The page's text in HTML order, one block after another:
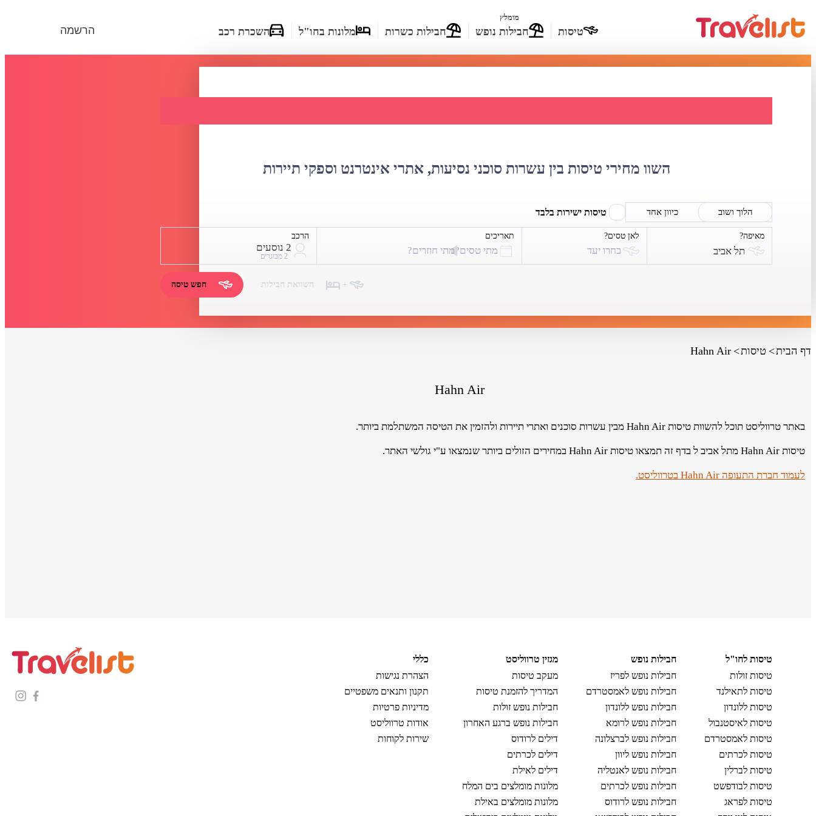
הרשמה טיסות
מומלץ
חבילות נופש חבילות כשרות מלונות בחו"ל השכרת רכב
השוו מחירי טיסות בין עשרות סוכני נסיעות, אתרי אינטרנט וספקי תיירות
הלוך ושוב כיוון אחד טיסות ישירות בלבד
מאיפה?
תל אביב
לאן טסים?
בחרו יעד
תאריכים
מתי טסים?מתי חוזרים?
הרכב
2 נוסעים
2 מבוגרים
+ השוואת חבילות חפש טיסה
דף הבית טיסות Hahn Air
Hahn Air
באתר טרווליסט תוכל להשוות טיסות Hahn Air מבין עשרות סוכנים ואתרי תיירות ולהזמין את הטיסה המשתלמת ביותר.
טיסות Hahn Air מתל אביב ל בדף זה תמצאו טיסות Hahn Air במחירים הזולים ביותר שנמצאו ע"י גולשי האתר.
לעמוד חברת התעופה Hahn Air בטרווליסט.
טיסות לחו"ל
טיסות זולות
טיסות לתאילנד
טיסות ללונדון
טיסות לאיסטנבול
טיסות לאמסטרדם
טיסות לכרתים
טיסות לברלין
טיסות לבודפשט
טיסות לפראג
חבילות נופש
חבילות נופש לפריז
חבילות נופש לאמסטרדם
חבילות נופש ללונדון
חבילות נופש לרומא
חבילות נופש לברצלונה
חבילות נופש ליוון
חבילות נופש לאנטליה
חבילות נופש לכרתים
חבילות נופש לרודוס
מגזין טרווליסט
מעקב טיסות
המדריך להזמנת טיסות
חבילות נופש זולות
חבילות נופש ברגע האחרון
דילים לרודוס
דילים לכרתים
דילים לאילת
מלונות מומלצים בים המלח
מלונות מומלצים באילת
כללי
הצהרת נגישות
תקנון ותנאים משפטיים
מדיניות פרטיות
אודות טרווליסט
שירות לקוחות